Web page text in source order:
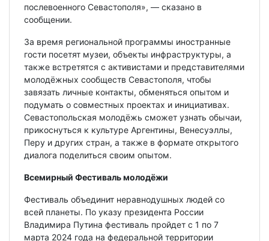
послевоенного Севастополя», — сказано в
сообщении.
За время региональной программы иностранные
гости посетят музеи, объекты инфраструктуры, а
также встретятся с активистами и представителями
молодёжных сообществ Севастополя, чтобы
завязать личные контакты, обменяться опытом и
подумать о совместных проектах и инициативах.
Севастопольская молодёжь сможет узнать обычаи,
прикоснуться к культуре Аргентины, Венесуэллы,
Перу и других стран, а также в формате открытого
диалога поделиться своим опытом.
Всемирный Фестиваль молодёжи
Фестиваль объединит неравнодушных людей со
всей планеты. По указу президента России
Владимира Путина фестиваль пройдет с 1 по 7
марта 2024 года на федеральной территории